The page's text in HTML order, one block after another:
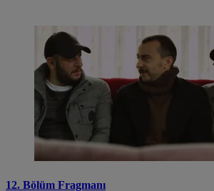
12. Bölüm Fragmanı